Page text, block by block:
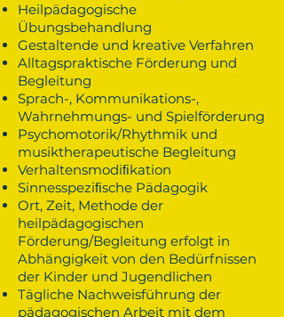
Heilpädagogische
Übungsbehandlung
Gestaltende und kreative Verfahren
Alltagspraktische Förderung und
Begleitung
Sprach-, Kommunikations-,
Wahrnehmungs- und Spielförderung
Psychomotorik/Rhythmik und
musiktherapeutische Begleitung
Verhaltensmodiﬁkation
Sinnesspeziﬁsche Pädagogik
Ort, Zeit, Methode der
heilpädagogischen
Förderung/Begleitung erfolgt in
Abhängigkeit von den Bedürfnissen
der Kinder und Jugendlichen
Tägliche Nachweisführung der
pädagogischen Arbeit mit dem